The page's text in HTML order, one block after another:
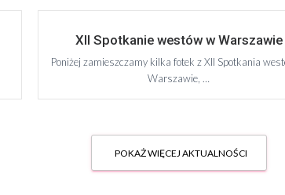
XII Spotkanie westów w Warszawie
Poniżej zamieszczamy kilka fotek z XII Spotkania
Warszawie, …
POKAŻ WIĘCEJ AKTUALNOŚCI